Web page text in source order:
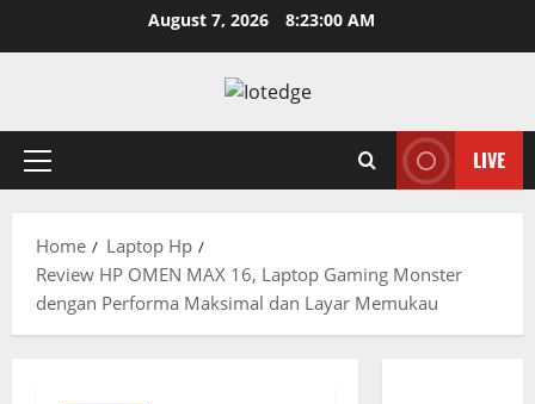
August 7, 2026 8:23:01 AM
Primary
LIVE
Home
Laptop Hp
Review HP OMEN MAX 16, Laptop Gaming Monster
dengan Performa Maksimal dan Layar Memukau